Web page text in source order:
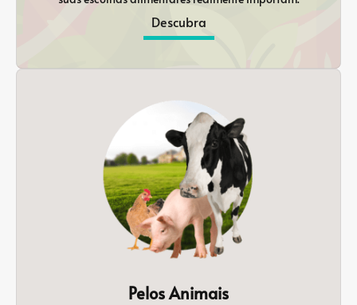
Descubra
Pelos Animais